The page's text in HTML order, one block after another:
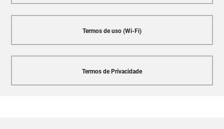
Termos de uso (Wi-Fi)
Termos de Privacidade